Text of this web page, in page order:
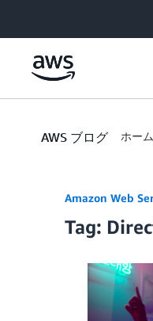
AWS ブログ ホーム
Amazon Web
Tag: